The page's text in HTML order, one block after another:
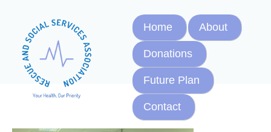
Home About
Donations
Future Plan
Contact